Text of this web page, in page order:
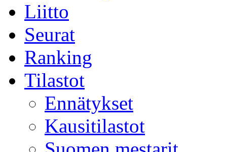
Liitto
Seurat
Ranking
Tilastot
Ennätykset
Kausitilastot